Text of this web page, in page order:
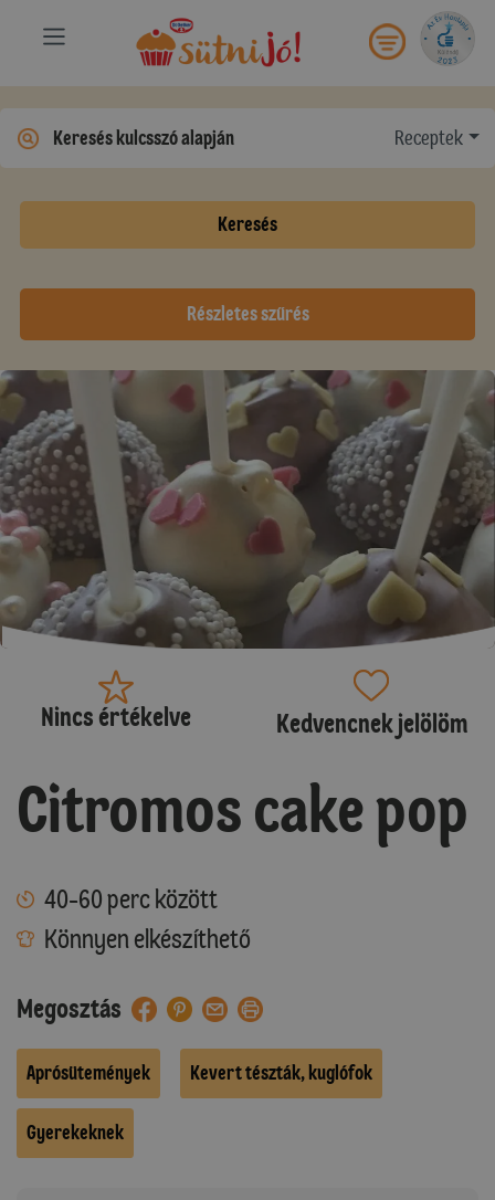
Receptek
Keresés
Részletes szűrés
Nincs értékelve Kedvencnek jelölöm
Citromos cake pop
40-60 perc között
Könnyen elkészíthető
Megosztás
Aprósütemények Kevert tészták, kuglófok
Gyerekeknek